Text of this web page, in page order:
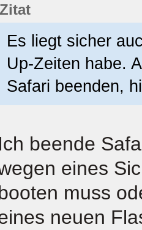
Zitat
Es liegt sicher
Up-Zeiten habe.
Safari beenden,
Ich beende
eines
muss
neuen